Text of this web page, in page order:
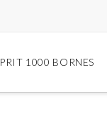
1000 BORNES